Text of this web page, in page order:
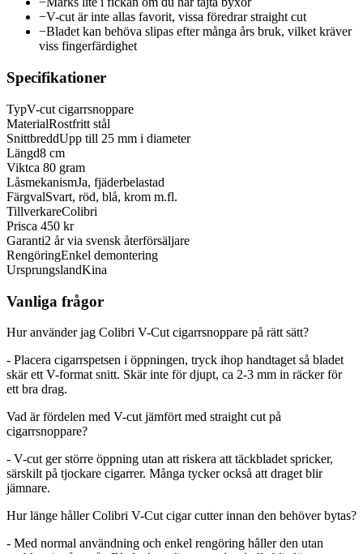
−V-cut är inte allas favorit, vissa föredrar straight cut
−Bladet kan behöva slipas efter många års bruk, vilket kräver
viss fingerfärdighet
Specifikationer
TypV-cut cigarrsnoppare
MaterialRostfritt stål
SnittbreddUpp till 25 mm i diameter
Längd8 cm
Viktca 80 gram
LåsmekanismJa, fjäderbelastad
FärgvalSvart, röd, blå, krom m.fl.
TillverkareColibri
Prisca 450 kr
Garanti2 år via svensk återförsäljare
RengöringEnkel demontering
UrsprungslandKina
Vanliga frågor
Hur använder jag Colibri V-Cut cigarrsnoppare på rätt sätt?
- Placera cigarrspetsen i öppningen, tryck ihop handtaget så bladet
skär ett V-format snitt. Skär inte för djupt, ca 2-3 mm in räcker för
ett bra drag.
Vad är fördelen med V-cut jämfört med straight cut på
cigarrsnoppare?
- V-cut ger större öppning utan att riskera att täckbladet spricker,
särskilt på tjockare cigarrer. Många tycker också att draget blir
jämnare.
Hur länge håller Colibri V-Cut cigar cutter innan den behöver bytas?
- Med normal användning och enkel rengöring håller den utan